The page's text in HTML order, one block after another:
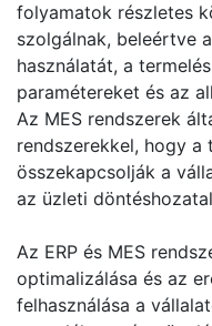
folyamatok részletes
szolgálnak, beleértve
használatát, a
paramétereket és az
Az MES rendszerek
rendszerekkel, hogy a
összekapcsolják a
az üzleti
Az ERP és MES
optimalizálása és az
felhasználása a